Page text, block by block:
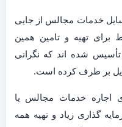
خدمات مجالس از جایی
تهیه و تامین همین
شده اند که نگرانی
بر طرف کرده است.
اجاره خدمات مجالس یا
گذاری زیاد و تهیه همه